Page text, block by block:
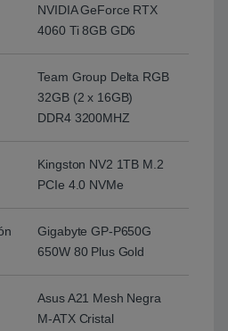
NVIDIA GeForce RTX
4060 Ti 8GB GD6
Team Group Delta RGB
32GB (2 x 16GB)
DDR4 3200MHZ
Kingston NV2 1TB M.2
PCIe 4.0 NVMe
Gigabyte GP-P650G
650W 80 Plus Gold
Asus A21 Mesh Negra
M-ATX Cristal